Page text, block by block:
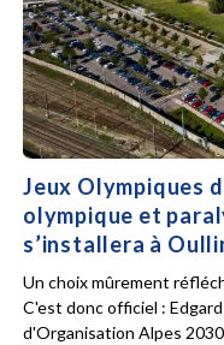
Jeux Olympiques
olympique et
s’installera à
Un choix mûrement
C'est donc officiel :
d'Organisation Alpes